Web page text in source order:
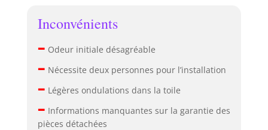
Inconvénients
– Odeur initiale désagréable
– Nécessite deux personnes pour l’installation
– Légères ondulations dans la toile
– Informations manquantes sur la garantie des
pièces détachées